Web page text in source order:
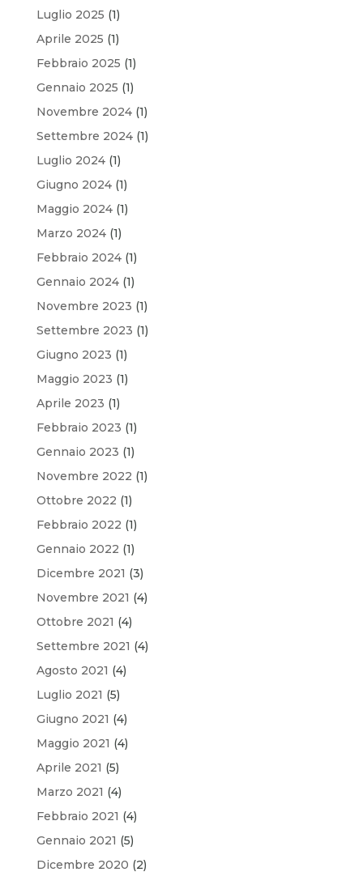
Luglio 2025 (1)
Aprile 2025 (1)
Febbraio 2025 (1)
Gennaio 2025 (1)
Novembre 2024(1)
Settembre 2024(1)
Luglio 2024(1)
Giugno 2024(1)
Maggio 2024(1)
Marzo 2024(1)
Febbraio 2024(1)
Gennaio 2024(1)
Novembre 2023 (1)
Settembre 2023 (1)
Giugno 2023 (1)
Maggio 2023 (1)
Aprile 2023 (1)
Febbraio 2023 (1)
Gennaio 2023 (1)
Novembre 2022 (1)
Ottobre 2022 (1)
Febbraio 2022 (1)
Gennaio 2022 (1)
Dicembre 2021 (3)
Novembre 2021 (4)
Ottobre 2021 (4)
Settembre 2021 (4)
Agosto 2021 (4)
Luglio 2021 (5)
Giugno 2021 (4)
Maggio 2021 (4)
Aprile 2021 (5)
Marzo 2021 (4)
Febbraio 2021 (4)
Gennaio 2021 (5)
Dicembre 2020 (2)